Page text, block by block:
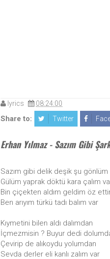
lyrics 08:24:00
Share to: Twitter
Erhan Yılmaz - Sazım Gibi
Sazım gibi delik deşik şu gönlüm
Gülüm yaprak döktü kara çalım
Bin çiçekten aldım geldim öz
Ben arıyım türkü tadı balım var
Kıymetini bilen aldı dalımdan
İçmezmisin ? Buyur dedi
Çevirip de alıkoydu yolumdan
Sevda derler eli kanlı zalım var